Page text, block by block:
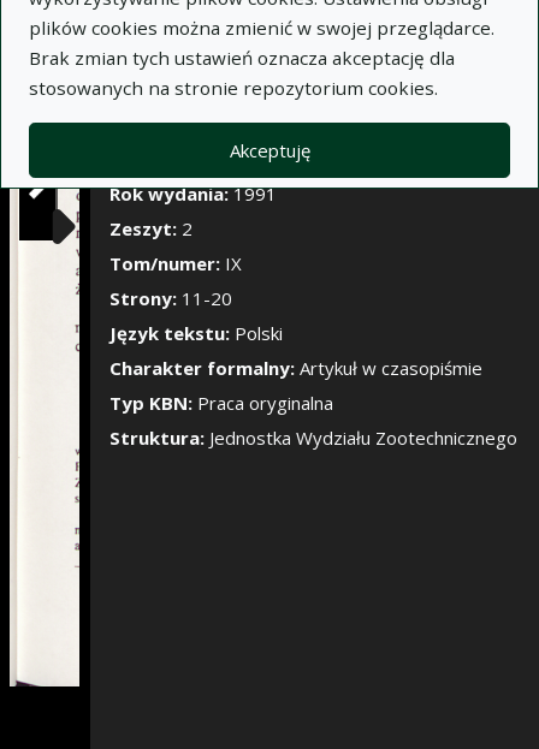
plików cookies można zmienić w swojej przeglądarce.
Brak zmian tych ustawień oznacza akceptację dla
stosowanych na stronie repozytorium cookies.
Akceptuję
Pokaż/Ukryj
pure-bred cows bw raised in pasture and recess
systems
Czasopismo:Annales Universitatis Mariae Curie-
Skłodowska. Sectio EE, Zootechnica, t. IX, z. 2
Miejsce wydania:Lublin
Rok wydania:1991
Zeszyt: 2
Tom/numer: IX
Strony: 11-20
Język tekstu: Polski
Charakter formalny: Artykuł w czasopiśmie
Typ KBN: Praca oryginalna
Struktura: Jednostka Wydziału Zootechnicznego